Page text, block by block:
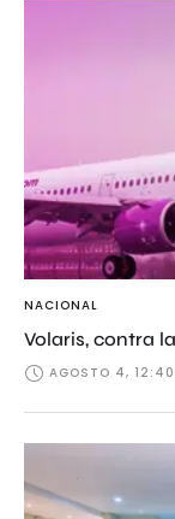
NACIONAL
Volaris, contra
AGOSTO 4,